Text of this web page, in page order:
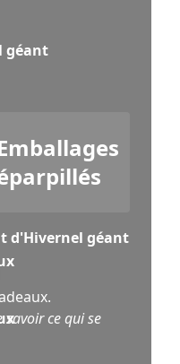
géant
d'Hivernel géant
ce qui se